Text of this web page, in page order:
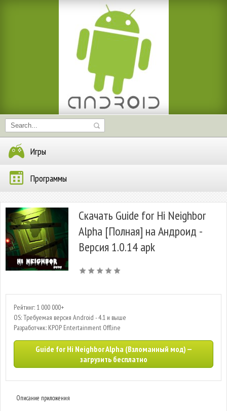
Игры
Программы
Скачать Guide for Hi Neighbor
Alpha [Полная] на Андроид -
Версия 1.0.14 apk
Рейтинг: 1 000 000+
OS: Требуемая версия Android - 4.1 и выше
Разработчик: KPOP Entertainment Offline
Guide for Hi Neighbor Alpha (Взломанный мод) —
загрузить бесплатно
Описание приложения